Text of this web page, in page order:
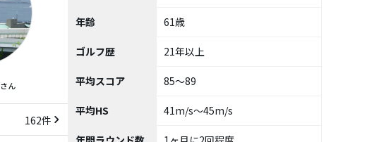
さん
162件
年齢 61歳
ゴルフ歴 21年以上
平均スコア 85～89
平均HS 41m/s～45m/s